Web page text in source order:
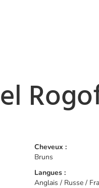
Cheveux :
Bruns
Langues :
Anglais / Russe /